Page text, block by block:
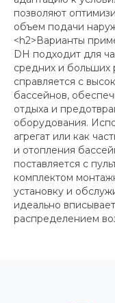
позволяют
объем подачи
<h2>Варианты
DH подходит для
средних и больших
справляется с
бассейнов,
отдыха и
оборудования.
агрегат или как
и отопления
поставляется с
комплектом
установку и
идеально
распределением